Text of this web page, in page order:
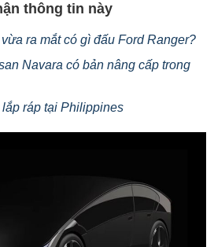
thông tin này
ra mắt có gì đấu Ford Ranger?
Navara có bản nâng cấp trong
ráp tại Philippines